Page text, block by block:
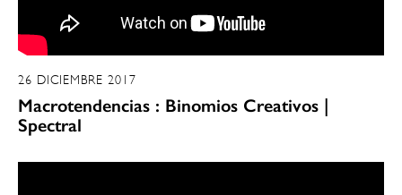
26 DICIEMBRE 2017
Macrotendencias : Binomios Creativos |
Spectral